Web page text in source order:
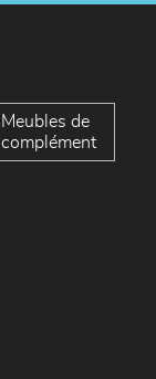
Meubles de
complément